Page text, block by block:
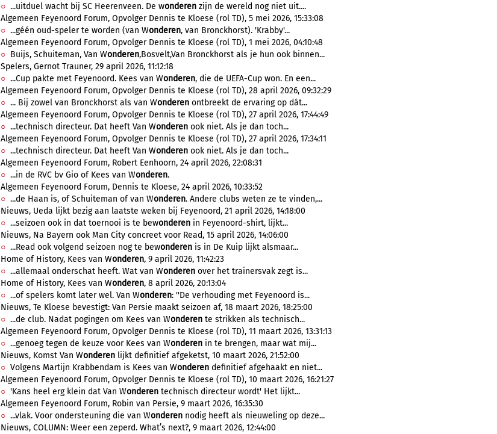
...uitduel wacht bij SC Heerenveen. De wonderen zijn de wereld nog niet uit....
Algemeen Feyenoord Forum, Opvolger Dennis te Kloese (rol TD), 5 mei 2026, 15:33:08
...géén oud-speler te worden (van Wonderen, van Bronckhorst). 'Krabby'...
Algemeen Feyenoord Forum, Opvolger Dennis te Kloese (rol TD), 1 mei 2026, 04:10:48
Buijs, Schuiteman, Van Wonderen,Bosvelt,Van Bronckhorst als je hun ook binnen...
Spelers, Gernot Trauner, 29 april 2026, 11:12:18
...Cup pakte met Feyenoord. Kees van Wonderen, die de UEFA-Cup won. En een...
Algemeen Feyenoord Forum, Opvolger Dennis te Kloese (rol TD), 28 april 2026, 09:32:29
... Bij zowel van Bronckhorst als van Wonderen ontbreekt de ervaring op dát...
Algemeen Feyenoord Forum, Opvolger Dennis te Kloese (rol TD), 27 april 2026, 17:44:49
...technisch directeur. Dat heeft Van Wonderen ook niet. Als je dan toch...
Algemeen Feyenoord Forum, Opvolger Dennis te Kloese (rol TD), 27 april 2026, 17:34:11
...technisch directeur. Dat heeft Van Wonderen ook niet. Als je dan toch...
Algemeen Feyenoord Forum, Robert Eenhoorn, 24 april 2026, 22:08:31
...in de RVC bv Gio of Kees van Wonderen.
Algemeen Feyenoord Forum, Dennis te Kloese, 24 april 2026, 10:33:52
...de Haan is, of Schuiteman of van Wonderen. Andere clubs weten ze te vinden,...
Nieuws, Ueda lijkt bezig aan laatste weken bij Feyenoord, 21 april 2026, 14:18:00
...seizoen ook in dat toernooi is te bewonderen in Feyenoord-shirt, lijkt...
Nieuws, Na Bayern ook Man City concreet voor Read, 15 april 2026, 14:06:00
...Read ook volgend seizoen nog te bewonderen is in De Kuip lijkt alsmaar...
Home of History, Kees van Wonderen, 9 april 2026, 11:42:23
...allemaal onderschat heeft. Wat van Wonderen over het trainersvak zegt is...
Home of History, Kees van Wonderen, 8 april 2026, 20:13:04
...of spelers komt later wel. Van Wonderen: ''De verhouding met Feyenoord is...
Nieuws, Te Kloese bevestigt: Van Persie maakt seizoen af, 18 maart 2026, 18:25:00
...de club. Nadat pogingen om Kees van Wonderen te strikken als technisch...
Algemeen Feyenoord Forum, Opvolger Dennis te Kloese (rol TD), 11 maart 2026, 13:31:13
...genoeg tegen de keuze voor Kees van Wonderen in te brengen, maar wat mij...
Nieuws, Komst Van Wonderen lijkt definitief afgeketst, 10 maart 2026, 21:52:00
Volgens Martijn Krabbendam is Kees van Wonderen definitief afgehaakt en niet...
Algemeen Feyenoord Forum, Opvolger Dennis te Kloese (rol TD), 10 maart 2026, 16:21:27
'Kans heel erg klein dat Van Wonderen technisch directeur wordt' Het lijkt...
Algemeen Feyenoord Forum, Robin van Persie, 9 maart 2026, 16:35:30
...vlak. Voor ondersteuning die van Wonderen nodig heeft als nieuweling op deze...
Nieuws, COLUMN: Weer een zeperd. What’s next?, 9 maart 2026, 12:44:00